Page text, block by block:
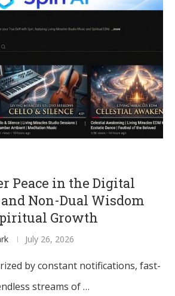
Peace in the Digital
Non-Dual Wisdom
Growth
July 26, 2026
by constant notifications, fast-
streams of …